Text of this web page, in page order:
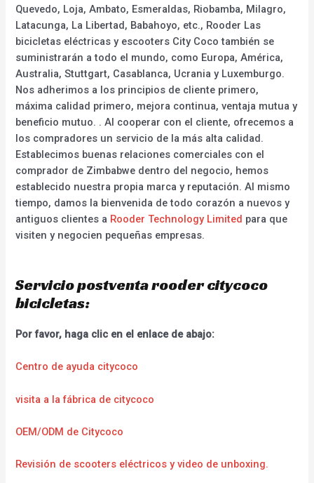
Quevedo, Loja, Ambato, Esmeraldas, Riobamba, Milagro,
Latacunga, La Libertad, Babahoyo, etc., Rooder Las
bicicletas eléctricas y escooters City Coco también se
suministrarán a todo el mundo, como Europa, América,
Australia, Stuttgart, Casablanca, Ucrania y Luxemburgo.
Nos adherimos a los principios de cliente primero,
máxima calidad primero, mejora continua, ventaja mutua y
beneficio mutuo. . Al cooperar con el cliente, ofrecemos a
los compradores un servicio de la más alta calidad.
Establecimos buenas relaciones comerciales con el
comprador de Zimbabwe dentro del negocio, hemos
establecido nuestra propia marca y reputación. Al mismo
tiempo, damos la bienvenida de todo corazón a nuevos y
antiguos clientes a Rooder Technology Limited para que
visiten y negocien pequeñas empresas.
Servicio postventa rooder citycoco
bicicletas:
Por favor, haga clic en el enlace de abajo:
Centro de ayuda citycoco
visita a la fábrica de citycoco
OEM/ODM de Citycoco
Revisión de scooters eléctricos y video de unboxing.